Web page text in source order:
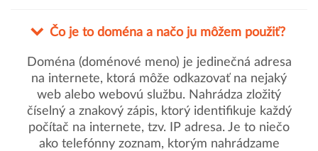
Čo je to doména a načo ju môžem použiť?
Doména (doménové meno) je jedinečná adresa
na internete, ktorá môže odkazovať na nejaký
web alebo webovú službu. Nahrádza zložitý
číselný a znakový zápis, ktorý identifikuje každý
počítač na internete, tzv. IP adresa. Je to niečo
ako telefónny zoznam, ktorým nahrádzame